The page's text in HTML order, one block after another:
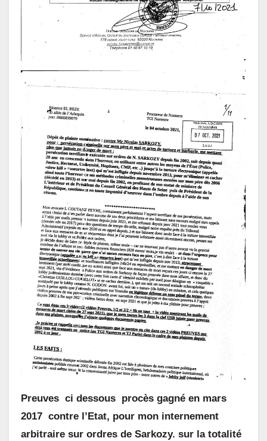
Preuves ci dessous procès gagné en mars
2017 contre l’Etat, pour mon internement
arbitraire sur ordres de Sarkozy. sur la totalité